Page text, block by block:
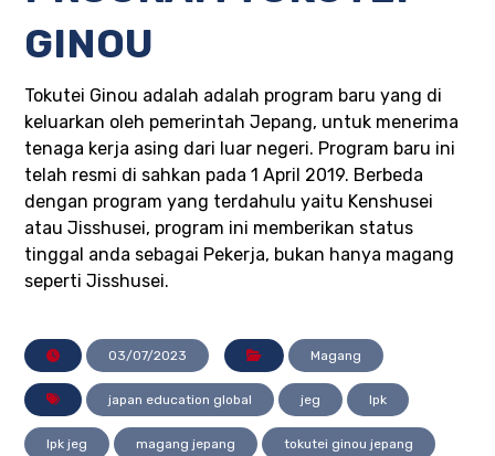
GINOU
Tokutei Ginou adalah adalah program baru yang di
keluarkan oleh pemerintah Jepang, untuk menerima
tenaga kerja asing dari luar negeri. Program baru ini
telah resmi di sahkan pada 1 April 2019. Berbeda
dengan program yang terdahulu yaitu Kenshusei
atau Jisshusei, program ini memberikan status
tinggal anda sebagai Pekerja, bukan hanya magang
seperti Jisshusei.
03/07/2023 Magang
japan education global jeg lpk
lpk jeg magang jepang tokutei ginou jepang